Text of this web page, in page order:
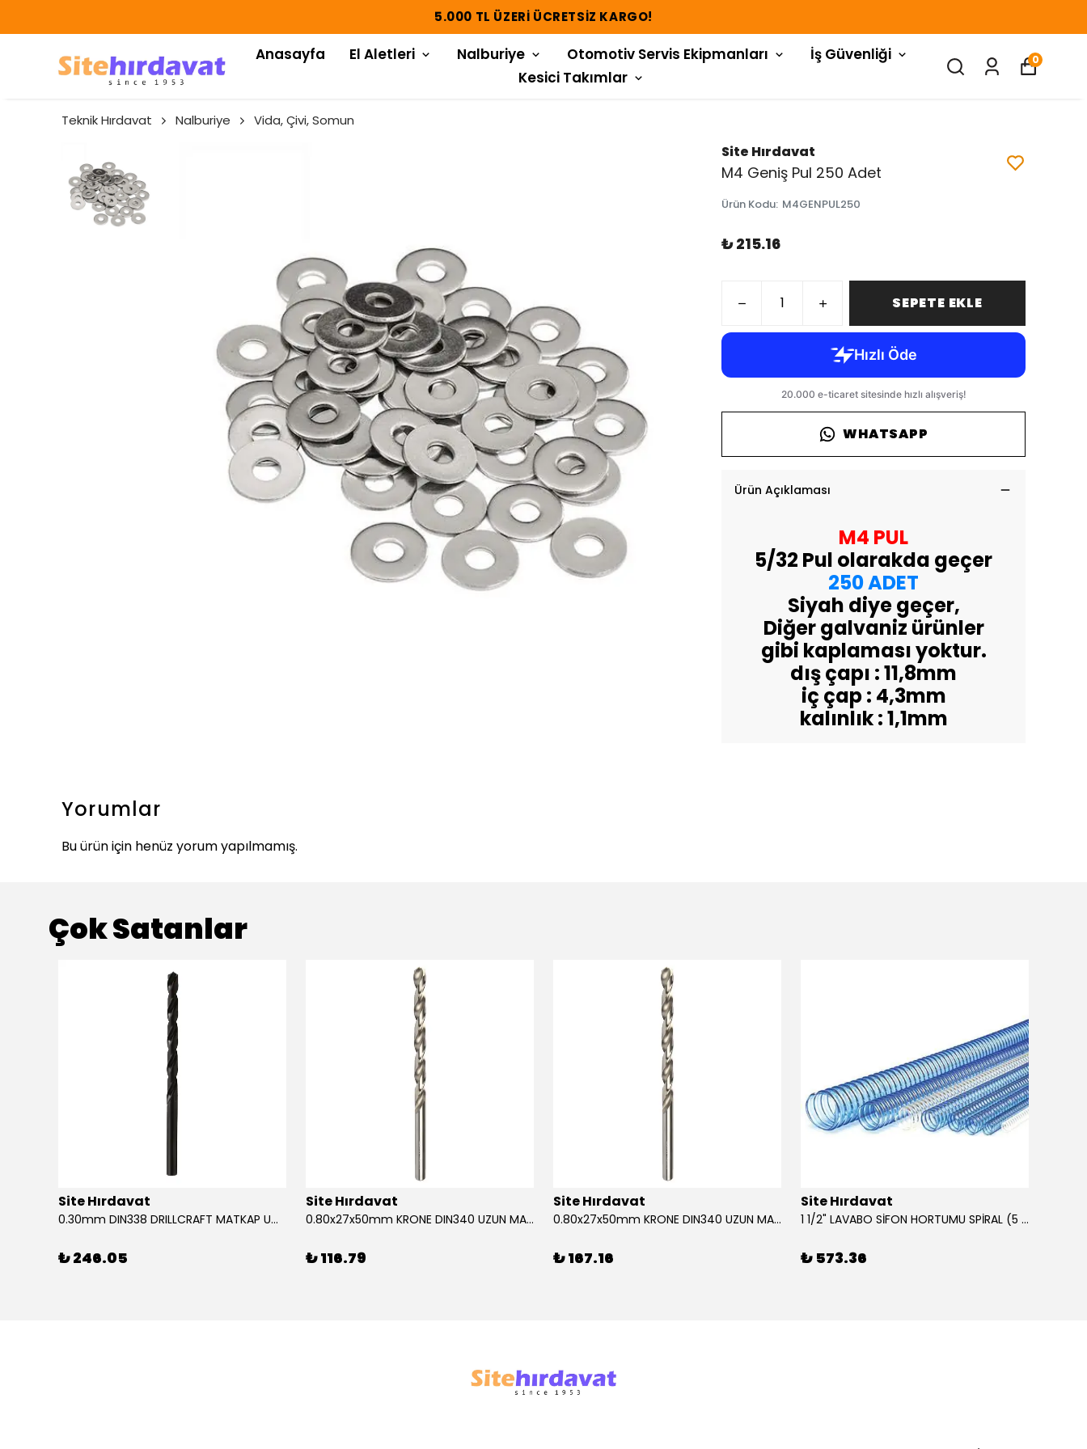
5.000 TL ÜZERI ÜCRETSIZ KARGO!
Anasayfa El Aletleri Nalburiye Otomotiv Servis Ekipmanları
İş Güvenliği
Kesici Takımlar
0
Teknik Hırdavat Nalburiye Vida, Çivi, Somun
Site Hırdavat
M4 Geniş Pul 250 Adet
Ürün Kodu: M4GENPUL250
₺ 215.16
SEPETE EKLE
WHATSAPP
Ürün Açıklaması
M4 PUL
5/32 Pul olarakda geçer
250 ADET
Siyah diye geçer,
Diğer galvaniz ürünler
gibi kaplaması yoktur.
dış çapı : 11,8mm
iç çap : 4,3mm
kalınlık : 1,1mm
Yorumlar
Bu ürün için henüz yorum yapılmamış.
Çok Satanlar
Site Hırdavat
0.30mm DIN338 DRILLCRAFT MATKAP UCU HSS 10 Adet
₺ 246.05
Site Hırdavat
0.80x27x50mm KRONE DIN340 UZUN MATKAP UCU HSS 10 Adet
₺ 116.79
Site Hırdavat
0.80x27x50mm KRONE DIN340 UZUN MATKAP UCU HSS 10 Adet
₺ 167.16
Site Hırdavat
1 1/2" LAVABO SİFON HORTUMU SPİRAL (5 MT)
₺ 573.36